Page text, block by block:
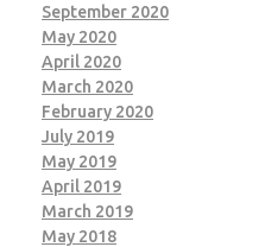
September 2020
May 2020
April 2020
March 2020
February 2020
July 2019
May 2019
April 2019
March 2019
May 2018